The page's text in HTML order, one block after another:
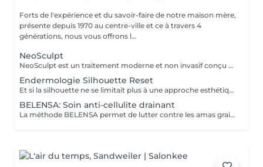
Forts de l'expérience et du savoir-faire de notre maison mère,
présente depuis 1970 au centre-ville et ce à travers 4
générations, nous vous offrons l...
NeoSculpt
NeoSculpt est un traitement moderne et non invasif conçu pour remodeler la silhouette, renforcer les muscles et réduire les graisses localisées. Grâce à des impulsions électromagnétiques de haute intensité, il provoque des contractions musculaires profondes impossibles à obtenir avec un entraînement classique. Une séance équivaut à plusieurs milliers de contractions musculaires efficaces et permet : de tonifier et développer la masse musculaire de diminuer la masse graisseuse d'améliorer les contours du corps Le traitement est indolore, sûr et ne nécessite aucun temps de récupération. NeoSculpt est idéal pour l'abdomen, les fessiers, les jambes et les bras, pour les femmes comme pour les hommes.
Endermologie Silhouette Reset
Et si la silhouette ne se limitait plus à une approche esthétique, mais s'envisageait à travers le prisme du bien-être global ? Avec Silhouette Reset, LPG® dévoile un nouveau soin signature endermologie® qui réinvente les codes de la minceur en intégrant pleinement les interactions corps-esprit. Conçu comme un véritable reset corporel, ce protocole de 55 minutes agit sur les tensions nerveuses, stimule les circulations et accompagne la libération des déséquilibres liés au stress, au sommeil et à la digestion. Dans un contexte où ces facteurs influencent directement l'harmonie corporelle, le soin vise à restaurer un fonctionnement physiologique plus fluide et équilibré. Au cur du protocole, la technologie CELLU M6 INFINITY® s'associe à un modelage manuel expert, créant une synergie entre stimulation mécanique de précision et approche sensorielle. Cette double action permet une prise en charge à la fois ciblée et globale des tissus et des volumes. Fruit de plus de 40 ans d'expertise, Silhouette Reset illustre l'émergence d'une nouvelle esthétique thérapeutique : une minceur qui n'est plus une finalité isolée, mais la conséquence visible d'un mieux-être profond et durable. Disponible exclusivement dans les centres équipés CELLU M6 INFINITY®, le nouveau soin Silhouette Reset est à découvrir dès maintenant.
BELENSA: Soin anti-cellulite drainant
La méthode BELENSA permet de lutter contre les amas graisseux localisés en particulier sur les zones de l'abdomen, des cuisses et des hanches et de lisser l'aspect "peau d'orange". Le meilleur résultat est optenu en cure ( 1-2 x par semaine pendant 2-3 semaines puis 1x par semaine -> TOTAL 10 séances) ensuite 1-2 x par mois pour l'entretien.